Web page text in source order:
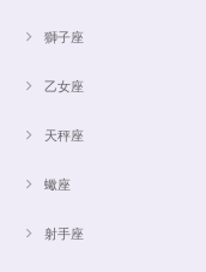
獅子座
乙女座
天秤座
蠍座
射手座